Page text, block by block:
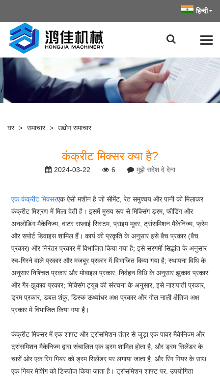
हिन्दी
घर > समाचार > उद्योग समाचार
कंक्रीट मिक्सर क्या है?
2024-03-22 6 मुझे संदेश दे देना
एक कंक्रीट मिक्सरएक ऐसी मशीन है जो सीमेंट, रेत समुच्चय और पानी को मिलाकर
कंक्रीट मिश्रण में मिला देती है। इसमें मुख्य रूप से मिक्सिंग ड्रम, फीडिंग और
अनलोडिंग मैकेनिज्म, वाटर सप्लाई सिस्टम, प्राइम मूवर, ट्रांसमिशन मैकेनिज्म, फ्रेम
और सपोर्ट डिवाइस शामिल हैं। कार्य की प्रकृति के अनुसार इसे बैच प्रकार (बैच
प्रकार) और निरंतर प्रकार में विभाजित किया गया है; इसे सरगर्मी सिद्धांत के अनुसार
स्व-गिरने वाले प्रकार और मजबूर प्रकार में विभाजित किया गया है; स्थापना विधि के
अनुसार निश्चित प्रकार और मोबाइल प्रकार; निर्वहन विधि के अनुसार झुकाव प्रकार
और गैर-झुकाव प्रकार; मिक्सिंग ट्यूब की संरचना के अनुसार, इसे नाशपाती प्रकार,
ड्रम प्रकार, डबल शंकु, डिस्क ऊर्ध्वाधर अक्ष प्रकार और गोल नाली क्षैतिज अक्ष
प्रकार में विभाजित किया गया है।
कंक्रीट मिक्सर में एक शाफ्ट और ट्रांसमिशन तंत्र से जुड़ा एक पावर मैकेनिज्म और
ट्रांसमिशन मैकेनिज्म द्वारा संचालित एक ड्रम शामिल होता है, और ड्रम सिलेंडर के
चारों ओर एक रिंग गियर को ड्रम सिलेंडर पर लगाया जाता है, और रिंग गियर के साथ
एक गियर मेशिंग को डिस्पोज किया जाता है। ट्रांसमिशन शाफ्ट पर. उपयोगिता